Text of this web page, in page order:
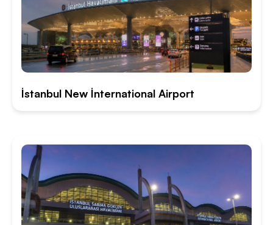
İstanbul New İnternational Airport